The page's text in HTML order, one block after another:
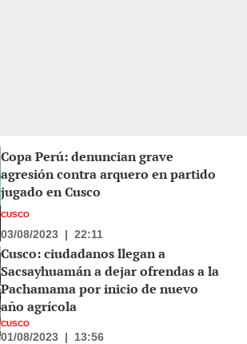
Copa Perú: denuncian grave
agresión contra arquero en partido
jugado en Cusco
CUSCO
03/08/2023 | 22:11
Cusco: ciudadanos llegan a
Sacsayhuamán a dejar ofrendas a la
Pachamama por inicio de nuevo
año agrícola
CUSCO
01/08/2023 | 13:56